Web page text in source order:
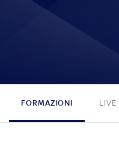
FORMAZIONI LIVE